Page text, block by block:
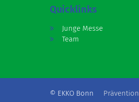
Quicklinks
Junge Messe
Team
© EKKO Bonn Prävention